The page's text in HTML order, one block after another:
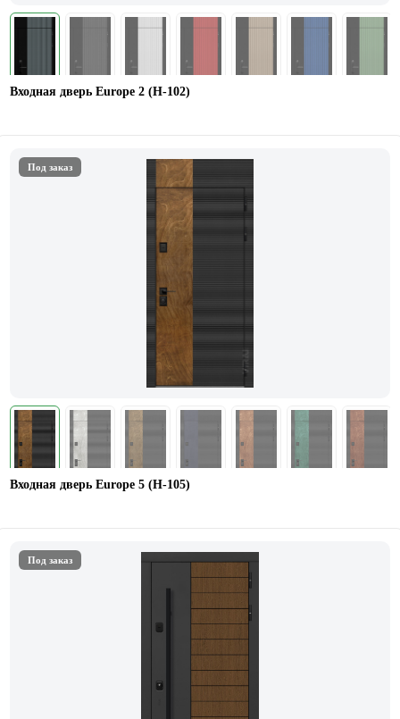
Входная дверь Europe 2 (Н-102)
Под заказ
Входная дверь Europe 5 (H-105)
Под заказ